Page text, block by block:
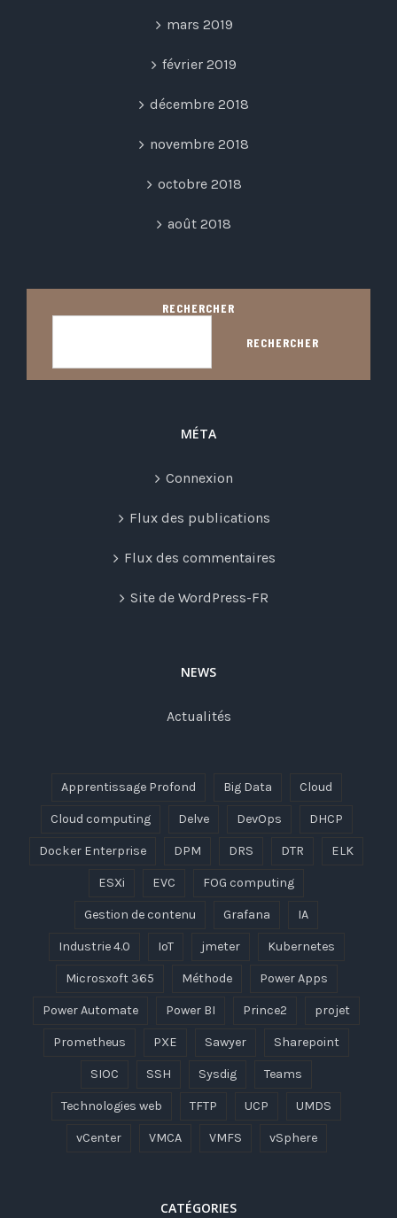
mars 2019
février 2019
décembre 2018
novembre 2018
octobre 2018
août 2018
RECHERCHER
RECHERCHER
MÉTA
Connexion
Flux des publications
Flux des commentaires
Site de WordPress-FR
NEWS
Actualités
Apprentissage Profond Big Data Cloud
Cloud computing Delve DevOps DHCP
Docker Enterprise DPM DRS DTR ELK
ESXi EVC FOG computing
Gestion de contenu Grafana IA
Industrie 4.0 IoT jmeter Kubernetes
Microsxoft 365 Méthode Power Apps
Power Automate Power BI Prince2 projet
Prometheus PXE Sawyer Sharepoint
SIOC SSH Sysdig Teams
Technologies web TFTP UCP UMDS
vCenter VMCA VMFS vSphere
CATÉGORIES